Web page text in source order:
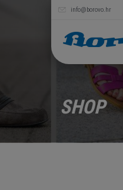
info@borovo.hr
SHOP